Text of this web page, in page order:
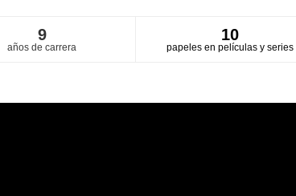
9
años de carrera
10
papeles en películas y series